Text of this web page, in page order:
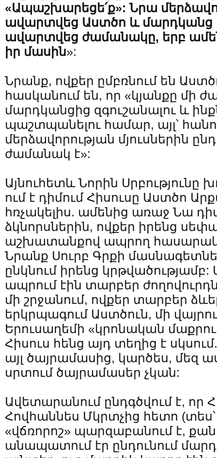
«Ապաշխարեցե՛ք»: Նրա
ավարտվեց Աստծո և մարդկանց
ավարտվեց ժամանակը, երբ
իր մասին»:
Նրանք, ովքեր ըմբռնում են
հասկանում են, որ «կյանքը մի
մարդկանցից զգուշանալու և
պաշտպանելու համար, այլ՝
մերձավորության մյուսներին
ժամանակ է»:
Այնուհետև Նորին Սրբությունը
ում է դիմում Հիսուսը Աստծո
հռչակելիս. ամենից առաջ Նա
ձկնորսներին, ովքեր իրենց
աշխատանքով ապրող հասարակ
Նրանք Սուրբ Գրքի
ընկնում իրենց կրթվածությամբ:
ապրում էին տարբեր
մի շրջանում, ովքեր տարբեր
երկրպագում Աստծուն, մի
Երուսաղեմի «կրոնական
Հիսուս հենց այդ տեղից է
այլ ծայրամասից, կարծես, մեզ
սրտում ծայրամասեր չկան:
Ավետարանում ընդգծվում է, որ
Հովհաննես Մկրտչից հետո
«վճռորոշ» պարզաբանում է,
անապատում էր ընդունում